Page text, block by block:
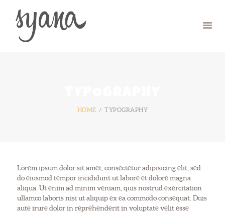
HOME TYPOGRAPHY
CONTACT US
Lorem ipsum dolor sit amet, consectetur adipisicing elit, sed
do eiusmod tempor incididunt ut labore et dolore magna
aliqua. Ut enim ad minim veniam, quis nostrud exercitation
ullamco laboris nisi ut aliquip ex ea commodo consequat. Duis
aute irure dolor in reprehenderit in voluptate velit esse